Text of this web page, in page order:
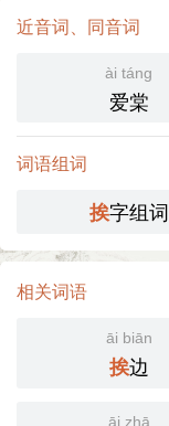
近音词、同音词
ài táng
爱棠
词语组词
挨字组词
相关词语
āi biān
挨边
āi zhā